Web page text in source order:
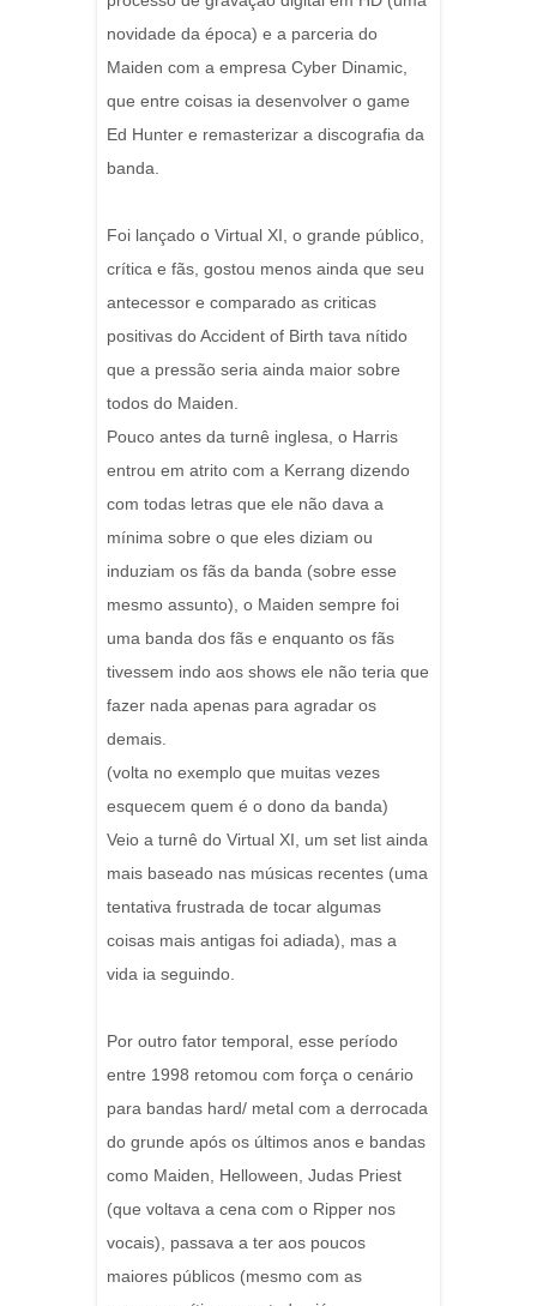
novidade da época) e a parceria do
Maiden com a empresa Cyber Dinamic,
que entre coisas ia desenvolver o game
Ed Hunter e remasterizar a discografia da
banda.
Foi lançado o Virtual XI, o grande público,
crítica e fãs, gostou menos ainda que seu
antecessor e comparado as criticas
positivas do Accident of Birth tava nítido
que a pressão seria ainda maior sobre
todos do Maiden.
Pouco antes da turnê inglesa, o Harris
entrou em atrito com a Kerrang dizendo
com todas letras que ele não dava a
mínima sobre o que eles diziam ou
induziam os fãs da banda (sobre esse
mesmo assunto), o Maiden sempre foi
uma banda dos fãs e enquanto os fãs
tivessem indo aos shows ele não teria que
fazer nada apenas para agradar os
demais.
(volta no exemplo que muitas vezes
esquecem quem é o dono da banda)
Veio a turnê do Virtual XI, um set list ainda
mais baseado nas músicas recentes (uma
tentativa frustrada de tocar algumas
coisas mais antigas foi adiada), mas a
vida ia seguindo.
Por outro fator temporal, esse período
entre 1998 retomou com força o cenário
para bandas hard/ metal com a derrocada
do grunde após os últimos anos e bandas
como Maiden, Helloween, Judas Priest
(que voltava a cena com o Ripper nos
vocais), passava a ter aos poucos
maiores públicos (mesmo com as